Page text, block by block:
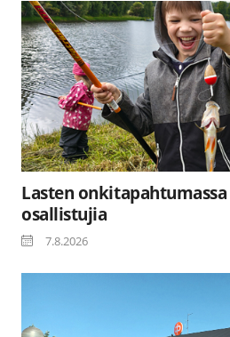
Lasten
osallistujia
7.8.2026